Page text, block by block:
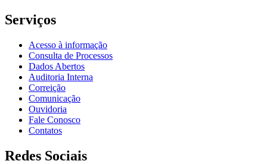
Serviços
Acesso à informação
Consulta de Processos
Dados Abertos
Auditoria Interna
Correição
Comunicação
Ouvidoria
Fale Conosco
Contatos
Redes Sociais